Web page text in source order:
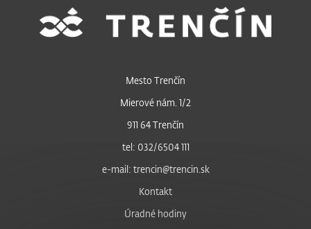
Mesto Trenčín
Mierové nám. 1/2
911 64 Trenčín
tel: 032/6504 111
e-mail: trencin@trencin.sk
Kontakt
Úradné hodiny